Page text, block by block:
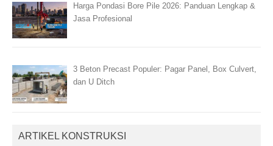
Harga Pondasi Bore Pile 2026: Panduan Lengkap &
Jasa Profesional
3 Beton Precast Populer: Pagar Panel, Box Culvert,
dan U Ditch
ARTIKEL KONSTRUKSI